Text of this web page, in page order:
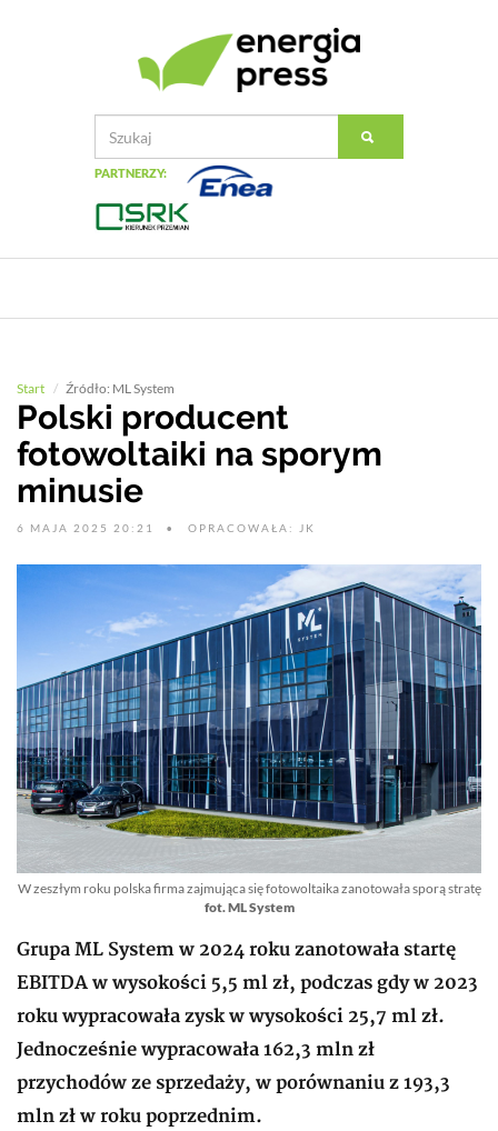
PARTNERZY:
Start Źródło: ML System
Polski producent
fotowoltaiki na sporym
minusie
6 MAJA 2025 20:21 OPRACOWAŁA: JK
W zeszłym roku polska firma zajmująca się fotowoltaika zanotowała sporą stratę
fot. ML System
Grupa ML System w 2024 roku zanotowała startę
EBITDA w wysokości 5,5 ml zł, podczas gdy w 2023
roku wypracowała zysk w wysokości 25,7 ml zł.
Jednocześnie wypracowała 162,3 mln zł
przychodów ze sprzedaży, w porównaniu z 193,3
mln zł w roku poprzednim.